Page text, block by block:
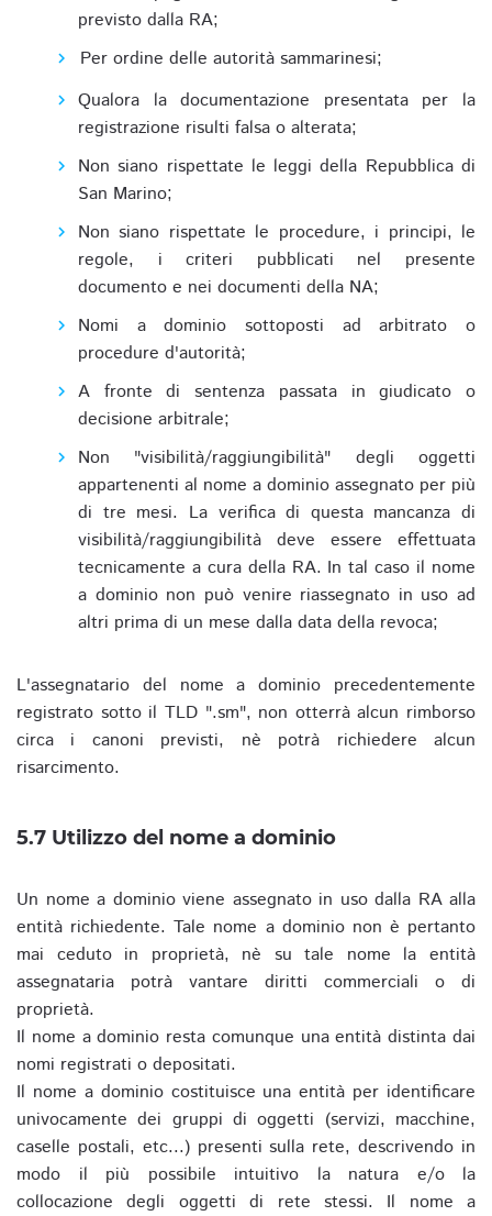
previsto dalla RA;
Per ordine delle autorità sammarinesi;
Qualora la documentazione presentata per la
registrazione risulti falsa o alterata;
Non siano rispettate le leggi della Repubblica di
San Marino;
Non siano rispettate le procedure, i principi, le
regole, i criteri pubblicati nel presente
documento e nei documenti della NA;
Nomi a dominio sottoposti ad arbitrato o
procedure d'autorità;
A fronte di sentenza passata in giudicato o
decisione arbitrale;
Non "visibilità/raggiungibilità" degli oggetti
appartenenti al nome a dominio assegnato per più
di tre mesi. La verifica di questa mancanza di
visibilità/raggiungibilità deve essere effettuata
tecnicamente a cura della RA. In tal caso il nome
a dominio non può venire riassegnato in uso ad
altri prima di un mese dalla data della revoca;
L'assegnatario del nome a dominio precedentemente
registrato sotto il TLD ".sm", non otterrà alcun rimborso
circa i canoni previsti, nè potrà richiedere alcun
risarcimento.
5.7 Utilizzo del nome a dominio
Un nome a dominio viene assegnato in uso dalla RA alla
entità richiedente. Tale nome a dominio non è pertanto
mai ceduto in proprietà, nè su tale nome la entità
assegnataria potrà vantare diritti commerciali o di
proprietà.
Il nome a dominio resta comunque una entità distinta dai
nomi registrati o depositati.
Il nome a dominio costituisce una entità per identificare
univocamente dei gruppi di oggetti (servizi, macchine,
caselle postali, etc...) presenti sulla rete, descrivendo in
modo il più possibile intuitivo la natura e/o la
collocazione degli oggetti di rete stessi. Il nome a